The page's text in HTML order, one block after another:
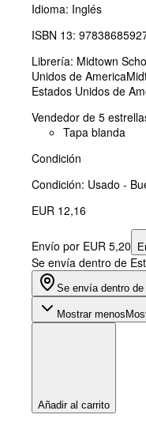
Idioma: Inglés
ISBN 13:
Librería: Midtown
Unidos de America
Estados Unidos de
Vendedor de 5
Tapa blanda
Condición
Condición: Usado -
EUR 12,16
Envío por EUR 5,20
Se envía dentro de
Se envía dentro
Mostrar menos
Añadir al carrito